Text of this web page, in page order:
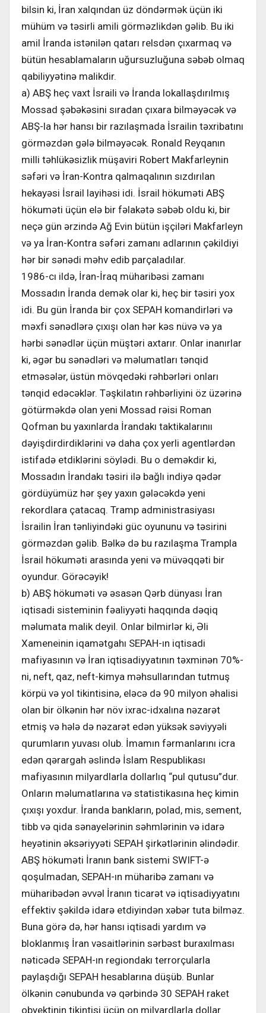
bilsin ki, İran xalqından üz döndərmək üçün iki
mühüm və təsirli amili görməzlikdən gəlib. Bu iki
amil İranda istənilən qatarı relsdən çıxarmaq və
bütün hesablamaların uğursuzluğuna səbəb olmaq
qabiliyyətinə malikdir.
a) ABŞ heç vaxt İsraili və İranda lokallaşdırılmış
Mossad şəbəkəsini sıradan çıxara bilməyəcək və
ABŞ-la hər hansı bir razılaşmada İsrailin təxribatını
görməzdən gələ bilməyəcək. Ronald Reyqanın
milli təhlükəsizlik müşaviri Robert Makfarleynin
səfəri və İran-Kontra qalmaqalının sızdırılan
hekayəsi İsrail layihəsi idi. İsrail hökuməti ABŞ
hökuməti üçün elə bir fəlakətə səbəb oldu ki, bir
neçə gün ərzində Ağ Evin bütün işçiləri Makfarleyn
və ya İran-Kontra səfəri zamanı adlarının çəkildiyi
hər bir sənədi məhv edib parçaladılar.
1986-cı ildə, İran-İraq müharibəsi zamanı
Mossadın İranda demək olar ki, heç bir təsiri yox
idi. Bu gün İranda bir çox SEPAH komandirləri və
məxfi sənədlərə çıxışı olan hər kəs nüvə və ya
hərbi sənədlər üçün müştəri axtarır. Onlar inanırlar
ki, əgər bu sənədləri və məlumatları tənqid
etməsələr, üstün mövqedəki rəhbərləri onları
tənqid edəcəklər. Təşkilatın rəhbərliyini öz üzərinə
götürməkdə olan yeni Mossad rəisi Roman
Qofman bu yaxınlarda İrandakı taktikalarınıı
dəyişdirdirdiklərini və daha çox yerli agentlərdən
istifadə etdiklərini söylədi. Bu o deməkdir ki,
Mossadın İrandakı təsiri ilə bağlı indiyə qədər
gördüyümüz hər şey yaxın gələcəkdə yeni
rekordlara çatacaq. Tramp administrasiyası
İsrailin İran tənliyindəki güc oyununu və təsirini
görməzdən gəlib. Bəlkə də bu razılaşma Trampla
İsrail hökuməti arasında yeni və müvəqqəti bir
oyundur. Görəcəyik!
b) ABŞ hökuməti və əsasən Qərb dünyası İran
iqtisadi sisteminin fəaliyyəti haqqında dəqiq
məlumata malik deyil. Onlar bilmirlər ki, Əli
Xameneinin iqamətgahı SEPAH-ın iqtisadi
mafiyasının və İran iqtisadiyyatının təxminən 70%-
ni, neft, qaz, neft-kimya məhsullarından tutmuş
körpü və yol tikintisinə, eləcə də 90 milyon əhalisi
olan bir ölkənin hər növ ixrac-idxalına nəzarət
etmiş və hələ də nəzarət edən yüksək səviyyəli
qurumların yuvası olub. İmamın fərmanlarını icra
edən qərargah əslində İslam Respublikası
mafiyasının milyardlarla dollarlıq “pul qutusu”dur.
Onların məlumatlarına və statistikasına heç kimin
çıxışı yoxdur. İranda bankların, polad, mis, sement,
tibb və qida sənayelərinin səhmlərinin və idarə
heyətinin əksəriyyəti SEPAH şirkətlərinin əlindədir.
ABŞ hökuməti İranın bank sistemi SWIFT-ə
qoşulmadan, SEPAH-ın müharibə zamanı və
müharibədən əvvəl İranın ticarət və iqtisadiyyatını
effektiv şəkildə idarə etdiyindən xəbər tuta bilməz.
Buna görə də, hər hansı iqtisadi yardım və
bloklanmış İran vəsaitlərinin sərbəst buraxılması
nəticədə SEPAH-ın regiondakı terrorçularla
paylaşdığı SEPAH hesablarına düşüb. Bunlar
ölkənin cənubunda və qərbində 30 SEPAH raket
obyektinin tikintisi üçün on milyardlarla dollar